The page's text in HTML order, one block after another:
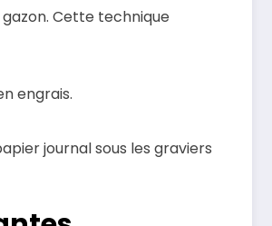
Cette technique
engrais.
journal sous les graviers